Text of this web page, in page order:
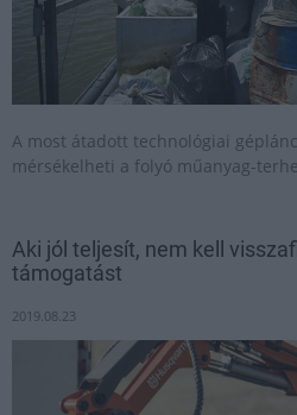
A most átadott technológiai
mérsékelheti a folyó műanyag-
Aki jól teljesít, nem kell
támogatást
2019.08.23